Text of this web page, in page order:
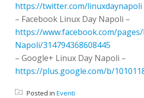
https://twitter.com/linuxdaynapoli
– Facebook Linux Day Napoli –
https://www.facebook.com/
Napoli/314794368608445
– Google+ Linux Day Napoli –
https://plus.google.com/b/
Posted in Eventi